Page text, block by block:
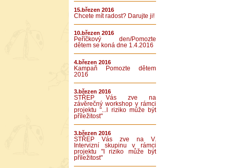
15.březen 2016
Chcete mít radost? Darujte ji!
10.březen 2016
Peříčkový den/Pomozte
dětem se koná dne 1.4.2016
4.březen 2016
Kampaň Pomozte dětem
2016
3.březen 2016
STŘEP Vás zve na
závěrečný workshop v rámci
projektu "...I riziko může být
příležitost"
3.březen 2016
STŘEP Vás zve na V.
Intervizní skupinu v rámci
projektu "I riziko může být
příležitost"